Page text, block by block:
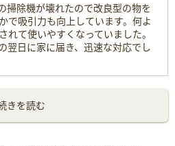
掃除機が壊れたので改良型の物を
で吸引力も向上しています。何よ
れて使いやすくなっていました。
翌日に家に届き、迅速な対応でし
きを読む